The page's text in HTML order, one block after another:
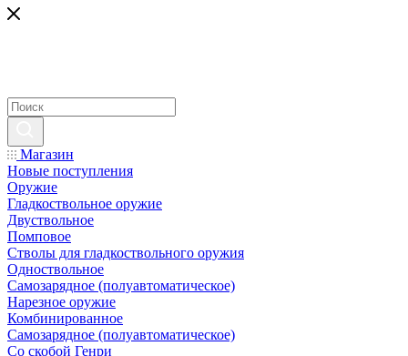
Магазин
Новые поступления
Оружие
Гладкоствольное оружие
Двуствольное
Помповое
Стволы для гладкоствольного оружия
Одноствольное
Самозарядное (полуавтоматическое)
Нарезное оружие
Комбинированное
Самозарядное (полуавтоматическое)
Со скобой Генри